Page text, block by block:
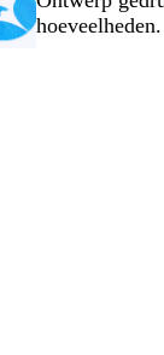
hoeveelheden.